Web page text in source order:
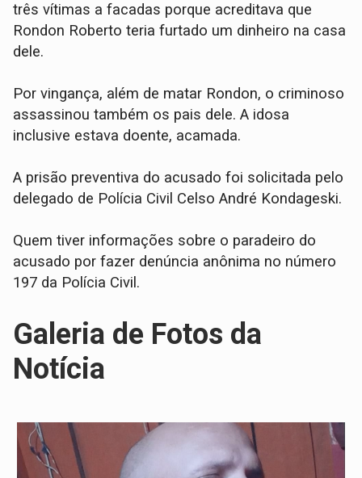
três vítimas a facadas porque acreditava que
Rondon Roberto teria furtado um dinheiro na casa
dele.
Por vingança, além de matar Rondon, o criminoso
assassinou também os pais dele. A idosa
inclusive estava doente, acamada.
A prisão preventiva do acusado foi solicitada pelo
delegado de Polícia Civil Celso André Kondageski.
Quem tiver informações sobre o paradeiro do
acusado por fazer denúncia anônima no número
197 da Polícia Civil.
Galeria de Fotos da
Notícia